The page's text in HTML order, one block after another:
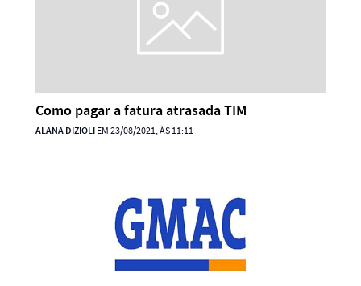
Como pagar a fatura atrasada TIM
ALANA DIZIOLIEM 23/08/2021, ÀS 11:11